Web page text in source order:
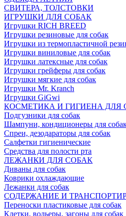
СВИТЕРА, ТОЛСТОВКИ
ИГРУШКИ ДЛЯ СОБАК
Игрушки RICH BREED
Игрушки резиновые для собак
Игрушки из термопластичной
Игрушки виниловые для собак
Игрушки латексные для собак
Игрушки грейферы для собак
Игрушки мягкие для собак
Игрушки Mr. Kranch
Игрушки GiGwi
КОСМЕТИКА И ГИГИЕНА ДЛЯ
Подгузники для собак
Шампуни, кондиционеры для
Спреи, дезодараторы для собак
Салфетки гигиенические
Средства для полости рта
ЛЕЖАНКИ ДЛЯ СОБАК
Диваны для собак
Коврики охлаждающие
Лежанки для собак
СОДЕРЖАНИЕ И
Переноски пластиковые для собак
Клетки, вольеры, загоны для собак